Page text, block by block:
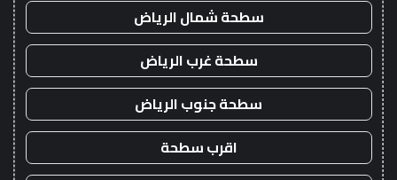
سطحة شمال الرياض
سطحة غرب الرياض
سطحة جنوب الرياض
اقرب سطحة